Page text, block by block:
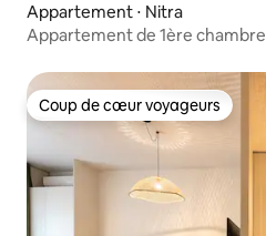
Appartement ⋅ Nitra
Appartement de 1ère chambre
Coup de cœur voyageurs
Coup de cœur voyageurs